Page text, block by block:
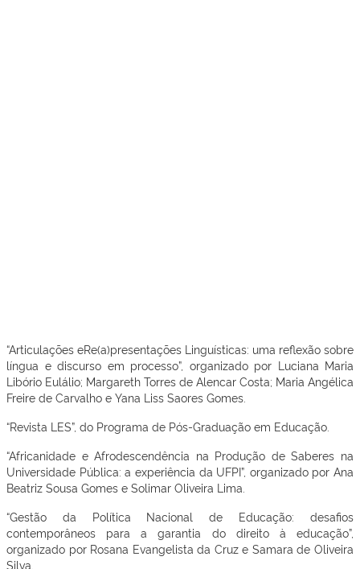
“Articulações eRe(a)presentações Linguísticas: uma reflexão sobre
língua e discurso em processo”, organizado por Luciana Maria
Libório Eulálio; Margareth Torres de Alencar Costa; Maria Angélica
Freire de Carvalho e Yana Liss Saores Gomes.
“Revista LES”, do Programa de Pós-Graduação em Educação.
“Africanidade e Afrodescendência na Produção de Saberes na
Universidade Pública: a experiência da UFPI”, organizado por Ana
Beatriz Sousa Gomes e Solimar Oliveira Lima.
“Gestão da Política Nacional de Educação: desafios
contemporâneos para a garantia do direito à educação”,
organizado por Rosana Evangelista da Cruz e Samara de Oliveira
Silva.